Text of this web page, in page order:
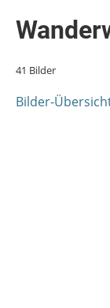
41 Bilder
Bilder-